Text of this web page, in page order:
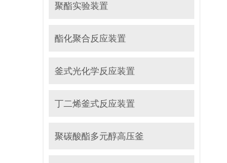
聚酯实验装置
酯化聚合反应装置
釜式光化学反应装置
丁二烯釜式反应装置
聚碳酸酯多元醇高压釜